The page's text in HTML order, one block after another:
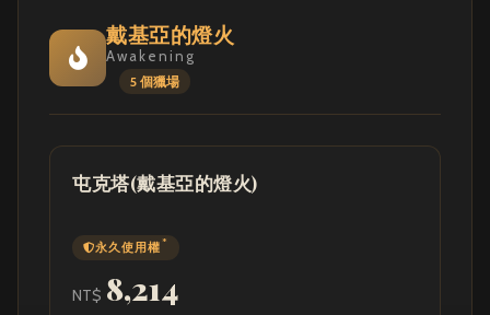
戴基亞的燈火
Awakening
5 個獵場
屯克塔(戴基亞的燈火)
永久使用權*
NT$ 8,214